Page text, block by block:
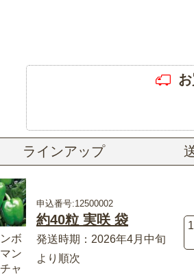
ラインアップ
ボ
ン
ャ
申込番号:12500002
約40粒 実咲 袋
発送時期：2026年4月中旬
より順次